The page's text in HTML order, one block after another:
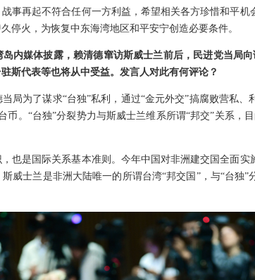
事再起不符合任何一方利益，希望相关各方珍惜和平
停火，为恢复中东海湾地区和平安宁创造必要条件。
内媒体披露，赖清德窜访斯威士兰前后，民进党当局
斯代表等也将从中受益。发言人对此有何评论？
局为了谋求“台独”私利，通过“金元外交”搞腐败营私
币。“台独”分裂势力与斯威士兰维系所谓“邦交”关系，
也是国际关系基本准则。今年中国对非洲建交国全面
威士兰是非洲大陆唯一的所谓台湾“邦交国”，与“台独